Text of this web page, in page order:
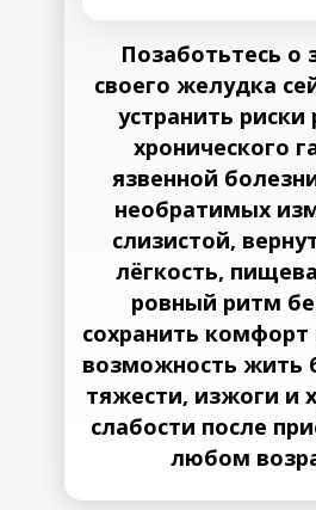
Позаботьтесь о
своего желудка
устранить риски
хронического
язвенной
необратимых
слизистой,
лёгкость,
ровный ритм
сохранить
возможность жить
тяжести, изжоги и
слабости после
любом
слюнные железы, подложечной
• Страх, тревога, гнев
или волнение
вызывают спазмов,
тошноты, изжоги
внезапных болей в
желудке
• Синхронизируется
работа желудка и
двенадцатиперстной
кишки, пища
застаивается
• Пищеварение
начинает работать
собой, не нужно
о желудке,
приёмы пищи,
собой таблетки
*при быстрой оплате 2